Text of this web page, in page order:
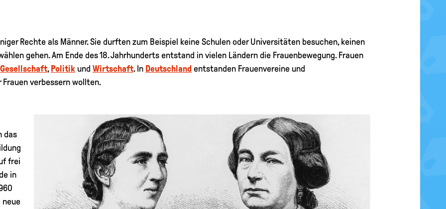
Rechte als Männer. Sie durften zum Beispiel keine Schulen oder Universitäten besuchen, keinen
gehen. Am Ende des 18. Jahrhunderts entstand in vielen Ländern die Frauenbewegung. Frauen
Gesellschaft, Politik und Wirtschaft. In Deutschland entstanden Frauenvereine und
verbessern wollten.
das
frei
in
neue